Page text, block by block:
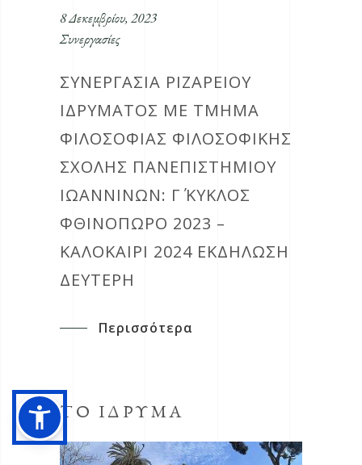
8 Δεκεμβρίου, 2023
Συνεργασίες
ΣΥΝΕΡΓΑΣΙΑ ΡΙΖΑΡΕΙΟΥ
ΙΔΡΥΜΑΤΟΣ ΜΕ ΤΜΗΜΑ
ΦΙΛΟΣΟΦΙΑΣ ΦΙΛΟΣΟΦΙΚΗΣ
ΣΧΟΛΗΣ ΠΑΝΕΠΙΣΤΗΜΙΟΥ
ΙΩΑΝΝΙΝΩΝ: Γ΄ ΚΎΚΛΟΣ
ΦΘΙΝΌΠΩΡΟ 2023 –
ΚΑΛΟΚΑΊΡΙ 2024 ΕΚΔΗΛΩΣΗ
ΔΕΥΤΕΡΗ
Περισσότερα
ΤΟ ΙΔΡΥΜΑ